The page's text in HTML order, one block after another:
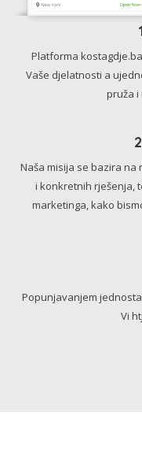
Platforma
Vaše djelatnosti a
pruža i
Naša misija se bazira
i konkretnih rješenja,
marketinga, kako
Popunjavanjem
Vi